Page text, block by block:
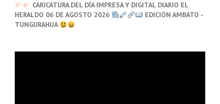
CARICATURA DEL DÍA IMPRESA Y DIGITAL DIARIO EL
HERALDO 06 DE AGOSTO 2026
EDICIÓN AMBATO -
TUNGURAHUA